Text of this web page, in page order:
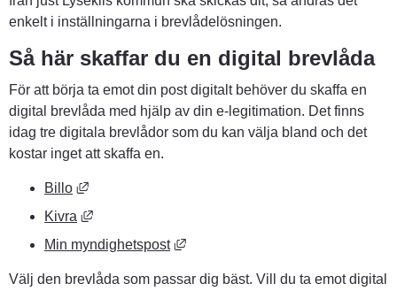
enkelt i inställningarna i brevlådelösningen.
Så här skaffar du en digital brevlåda
För att börja ta emot din post digitalt behöver du skaffa en
digital brevlåda med hjälp av din e-legitimation. Det finns
idag tre digitala brevlådor som du kan välja bland och det
kostar inget att skaffa en.
Billo
Länk till annan webbplats, öppnas i nytt fönster.
Kivra
Länk till annan webbplats, öppnas i nytt fönster.
Min myndighetspost
Länk till annan webbplats,
Välj den brevlåda som passar dig bäst. Vill du ta emot digital